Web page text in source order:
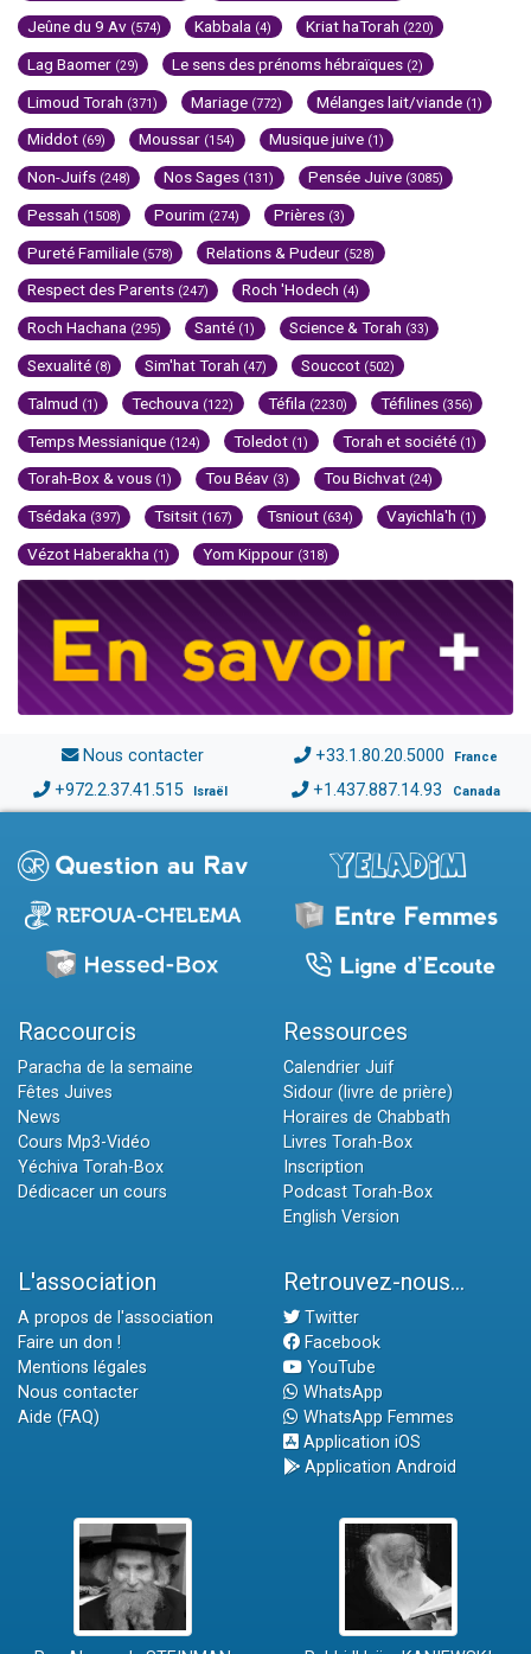
Jeûne du 9 Av (574) Kabbala (4) Kriat haTorah (220)
Lag Baomer (29) Le sens des prénoms hébraïques (2)
Limoud Torah (371) Mariage (772) Mélanges lait/viande (1)
Middot (69) Moussar (154) Musique juive (1)
Non-Juifs (248) Nos Sages (131) Pensée Juive (3085)
Pessah (1508) Pourim (274) Prières (3)
Pureté Familiale (578) Relations & Pudeur (528)
Respect des Parents (247) Roch 'Hodech (4)
Roch Hachana (295) Santé (1) Science & Torah (33)
Sexualité (8) Sim'hat Torah (47) Souccot (502)
Talmud (1) Techouva (122) Téfila (2230) Téfilines (356)
Temps Messianique (124) Toledot (1) Torah et société (1)
Torah-Box & vous (1) Tou Béav (3) Tou Bichvat (24)
Tsédaka (397) Tsitsit (167) Tsniout (634) Vayichla'h (1)
Vézot Haberakha (1) Yom Kippour (318)
Nous contacter +33.1.80.20.5000 France
+972.2.37.41.515 Israël +1.437.887.14.93 Canada
Raccourcis
Paracha de la semaine
Fêtes Juives
News
Cours Mp3-Vidéo
Yéchiva Torah-Box
Dédicacer un cours
Ressources
Calendrier Juif
Sidour (livre de prière)
Horaires de Chabbath
Livres Torah-Box
Inscription
Podcast Torah-Box
English Version
L'association
A propos de l'association
Faire un don !
Mentions légales
Nous contacter
Aide (FAQ)
Retrouvez-nous...
Twitter
Facebook
YouTube
WhatsApp
WhatsApp Femmes
Application iOS
Application Android